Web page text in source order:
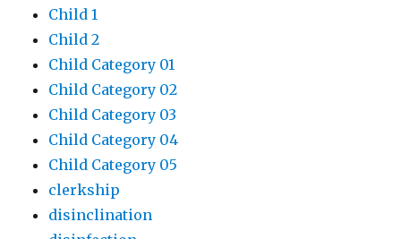
Child 1
Child 2
Child Category 01
Child Category 02
Child Category 03
Child Category 04
Child Category 05
clerkship
disinclination